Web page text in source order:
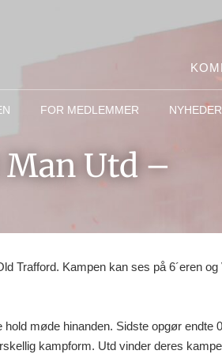
FOR MEDLEMMER NYHEDER
Utd –
Trafford. Kampen kan ses på 6´eren og
møde hinanden. Sidste opgør
kampform. Utd vinder deres